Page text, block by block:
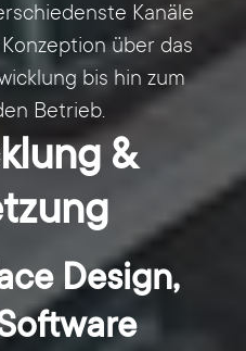
Kanäle
über das
bis hin zum
Betrieb.
&
Design,